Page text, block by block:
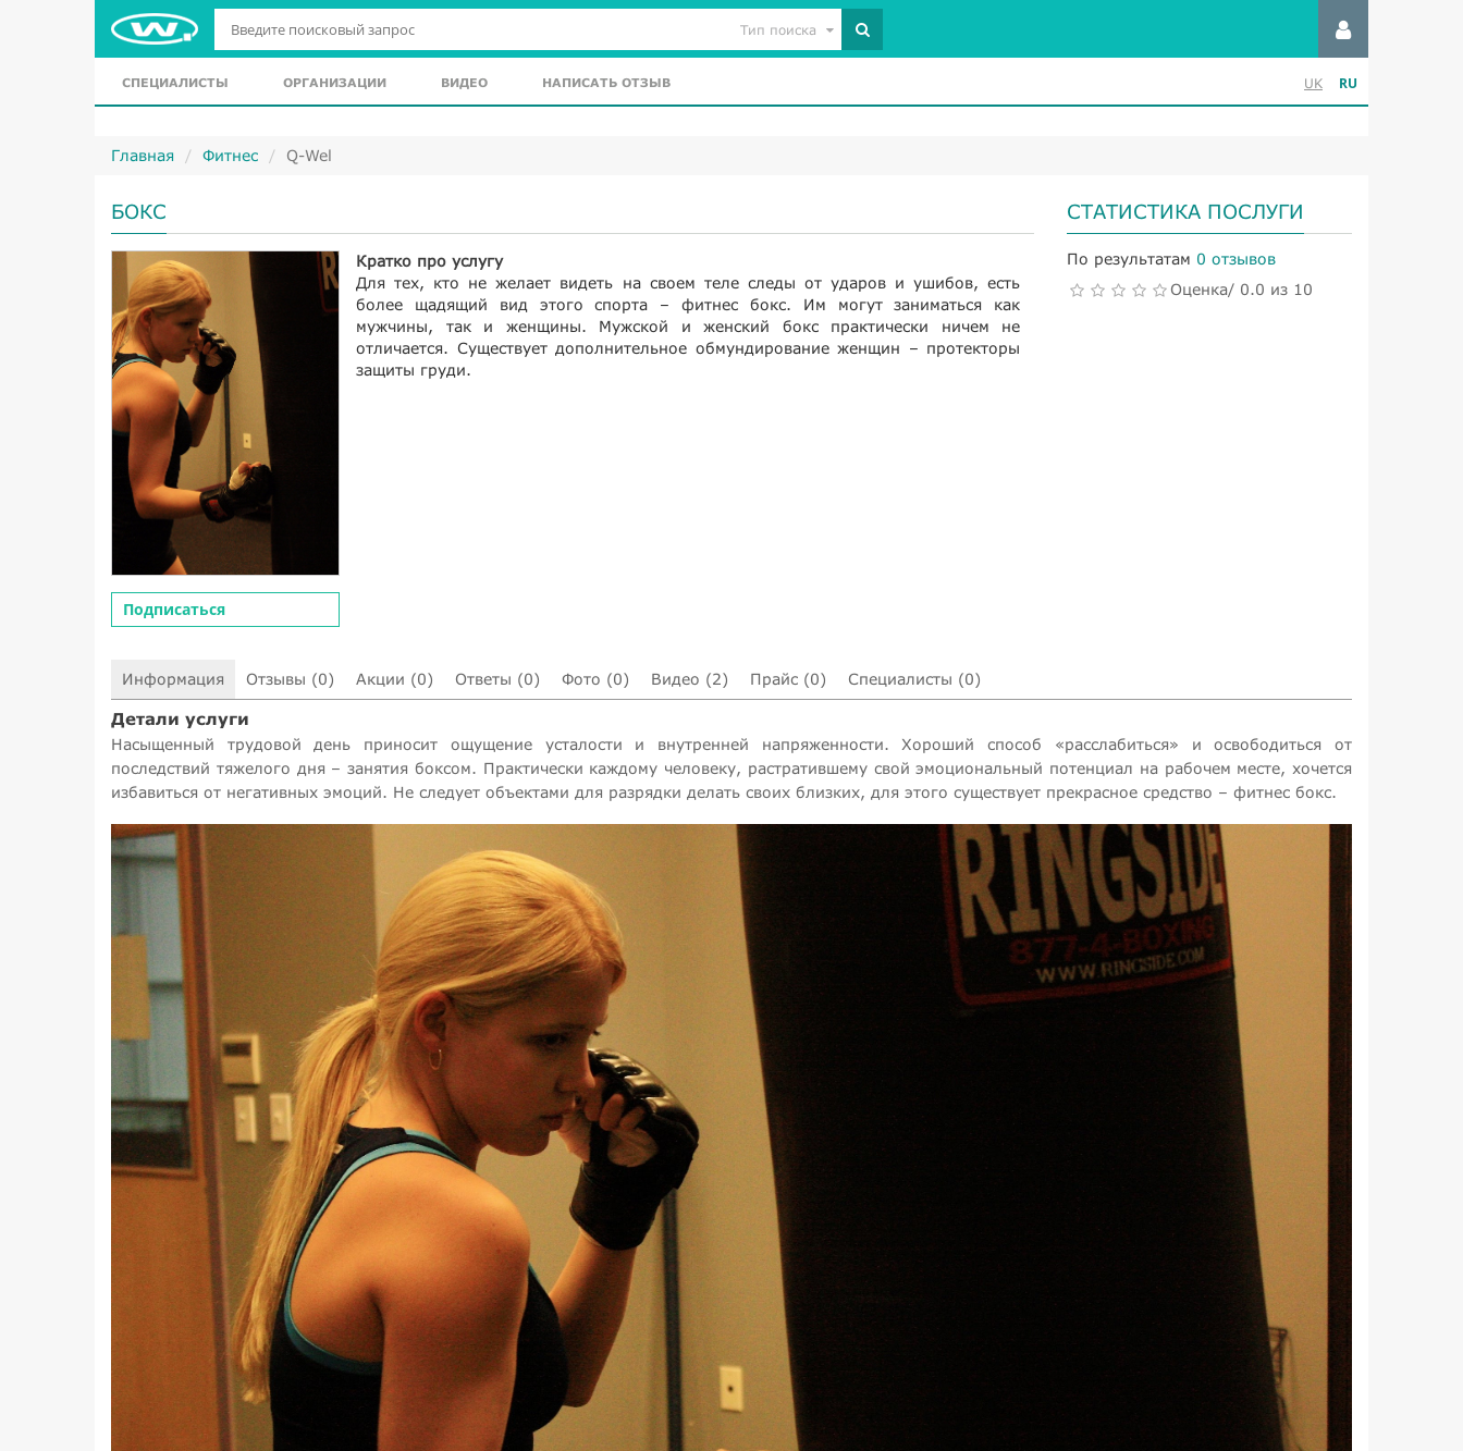
Тип поиска
СПЕЦИАЛИСТЫ ОРГАНИЗАЦИИ ВИДЕО НАПИСАТЬ ОТЗЫВ UK RU
Главная Фитнес Q-Wel
БОКС
Подписаться
Кратко про услугу
Для тех, кто не желает видеть на своем теле следы от ударов и ушибов, есть
более щадящий вид этого спорта – фитнес бокс. Им могут заниматься как
мужчины, так и женщины. Мужской и женский бокс практически ничем не
отличается. Существует дополнительное обмундирование женщин – протекторы
защиты груди.
СТАТИСТИКА ПОСЛУГИ
По результатам 0 отзывов
Оценка/ 0.0 из 10
Информация Отзывы (0) Акции (0) Ответы (0) Фото (0) Видео (2) Прайс (0) Специалисты (0)
Детали услуги
Насыщенный трудовой день приносит ощущение усталости и внутренней напряженности. Хороший способ «расслабиться» и освободиться от
последствий тяжелого дня – занятия боксом. Практически каждому человеку, растратившему свой эмоциональный потенциал на рабочем месте, хочется
избавиться от негативных эмоций. Не следует объектами для разрядки делать своих близких, для этого существует прекрасное средство – фитнес бокс.